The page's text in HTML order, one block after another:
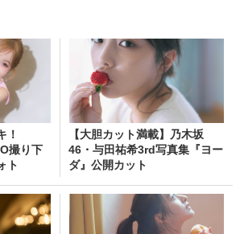
！
撮り下
ト
【大胆カット満載】乃木坂
46・与田祐希3rd写真集『ヨー
ダ』公開カット